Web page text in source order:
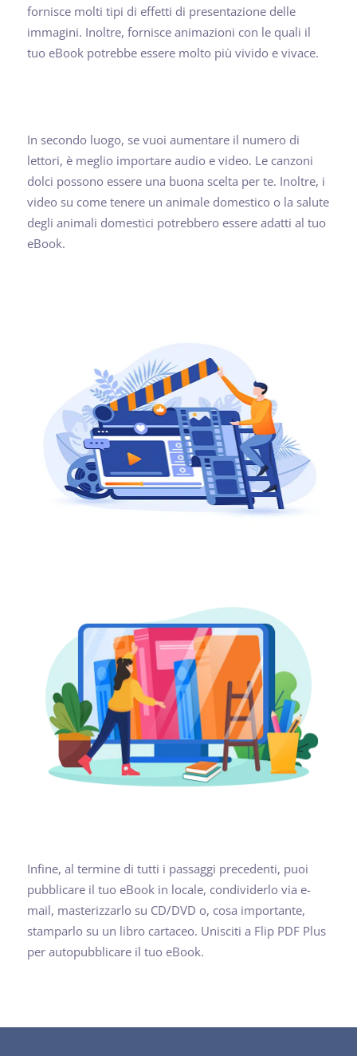
fornisce molti tipi di effetti di presentazione delle
immagini. Inoltre, fornisce animazioni con le quali il
tuo eBook potrebbe essere molto più vivido e vivace.
In secondo luogo, se vuoi aumentare il numero di
lettori, è meglio importare audio e video. Le canzoni
dolci possono essere una buona scelta per te. Inoltre, i
video su come tenere un animale domestico o la salute
degli animali domestici potrebbero essere adatti al tuo
eBook.
Infine, al termine di tutti i passaggi precedenti, puoi
pubblicare il tuo eBook in locale, condividerlo via e-
mail, masterizzarlo su CD/DVD o, cosa importante,
stamparlo su un libro cartaceo. Unisciti a Flip PDF Plus
per autopubblicare il tuo eBook.